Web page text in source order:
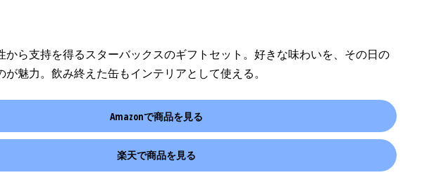
から支持を得るスターバックスのギフトセット。好きな味わいを、その日の
が魅力。飲み終えた缶もインテリアとして使える。
Amazonで商品を見る
楽天で商品を見る